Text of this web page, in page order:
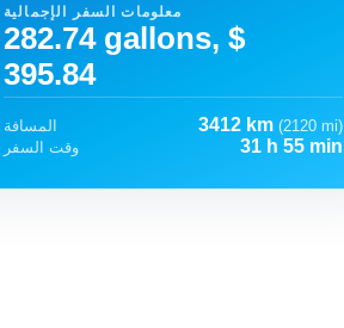
معلومات السفر الإجمالية
282.74 gallons, $
395.84
المسافة 3412 km (2120 mi)
وقت السفر
31 h 55 min